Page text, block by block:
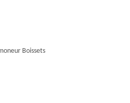
Boissets